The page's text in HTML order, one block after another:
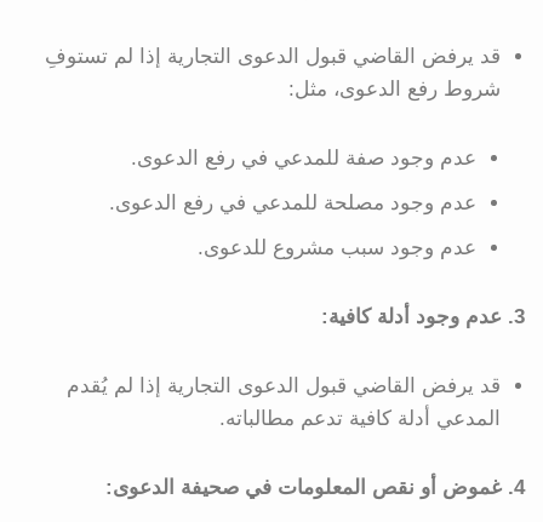
قد يرفض القاضي قبول الدعوى التجارية إذا لم تستوفِ
شروط رفع الدعوى، مثل:
عدم وجود صفة للمدعي في رفع الدعوى.
عدم وجود مصلحة للمدعي في رفع الدعوى.
عدم وجود سبب مشروع للدعوى.
3. عدم وجود أدلة كافية:
قد يرفض القاضي قبول الدعوى التجارية إذا لم يُقدم
المدعي أدلة كافية تدعم مطالباته.
4. غموض أو نقص المعلومات في صحيفة الدعوى: